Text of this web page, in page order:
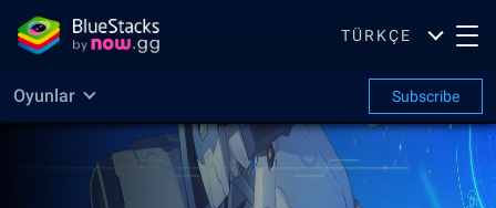
TÜRKÇE
Oyunlar Subscribe